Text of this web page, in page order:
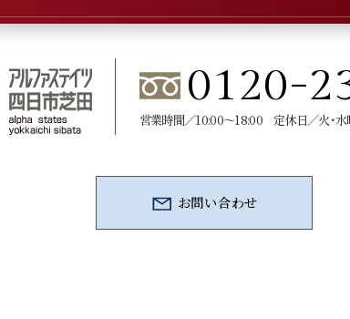
0120-
営業時間／10:00～18:00 定休日／火・水
お問い合わせ